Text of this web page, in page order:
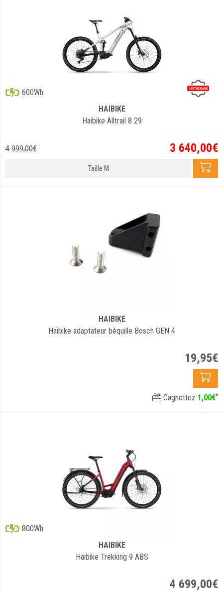
600Wh
HAIBIKE
Haibike Alltrail 8 29
4 999,00€ 3 640,00€
Taille M
HAIBIKE
Haibike adaptateur béquille Bosch GEN 4
19,95€
Cagnottez 1,00€*
800Wh
HAIBIKE
Haibike Trekking 9 ABS
4 699,00€